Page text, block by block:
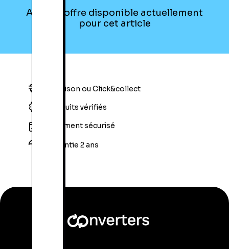
Aucune offre disponible actuellement
pour cet article
Livraison ou Click&collect
Produits vérifiés
Paiement sécurisé
Garantie 2 ans